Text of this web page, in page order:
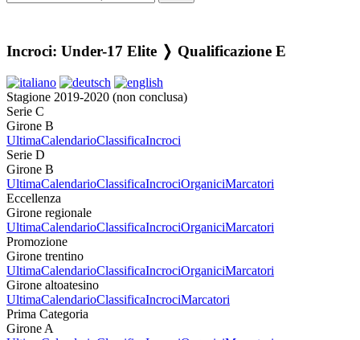
Incroci: Under-17 Elite ❭ Qualificazione E
Stagione 2019-2020 (non conclusa)
Serie C
Girone B
UltimaCalendarioClassificaIncroci
Serie D
Girone B
UltimaCalendarioClassificaIncrociOrganiciMarcatori
Eccellenza
Girone regionale
UltimaCalendarioClassificaIncrociOrganiciMarcatori
Promozione
Girone trentino
UltimaCalendarioClassificaIncrociOrganiciMarcatori
Girone altoatesino
UltimaCalendarioClassificaIncrociMarcatori
Prima Categoria
Girone A